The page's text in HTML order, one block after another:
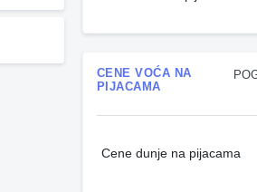
CENE VOĆA NA
PIJACAMA
Cene dunje na pijacama